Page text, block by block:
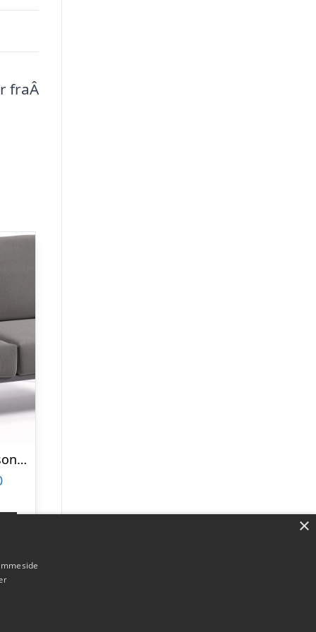
fraÂ
Udendørs 2-personers sofa Kave Home Comova sort aluminium med aftagelige hynder i genanvendt Crevin stof
×